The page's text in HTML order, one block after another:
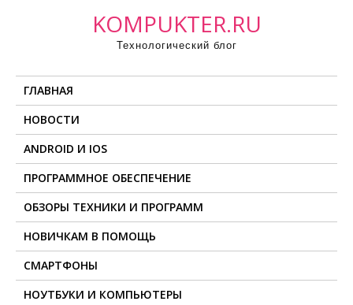
KOMPUKTER.RU
Технологический блог
ГЛАВНАЯ
НОВОСТИ
ANDROID И IOS
ПРОГРАММНОЕ ОБЕСПЕЧЕНИЕ
ОБЗОРЫ ТЕХНИКИ И ПРОГРАММ
НОВИЧКАМ В ПОМОЩЬ
СМАРТФОНЫ
НОУТБУКИ И КОМПЬЮТЕРЫ